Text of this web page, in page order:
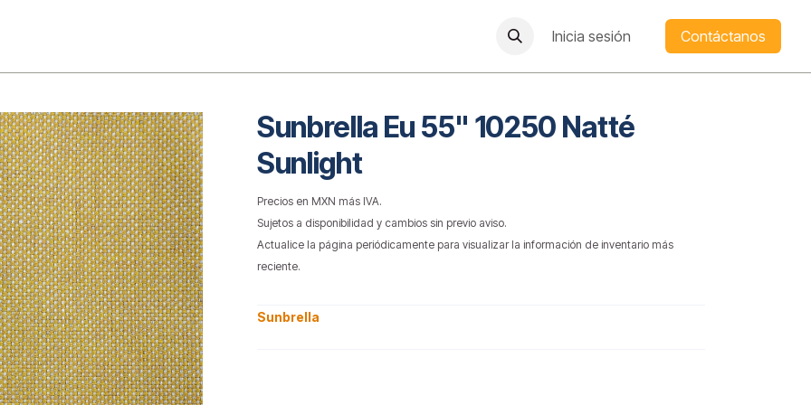
Inicia sesión Contáctanos
Sunbrella Eu 55" 10250 Natté
Sunlight
Precios en MXN más IVA.
Sujetos a disponibilidad y cambios sin previo aviso.
Actualice la página periódicamente para visualizar la información de inventario más
reciente.
Sunbrella